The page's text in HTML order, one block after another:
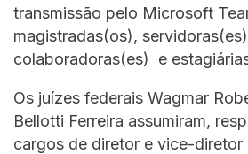
transmissão pelo Microsoft
magistradas(os),
colaboradoras(es) e
Os juízes federais Wagmar
Bellotti Ferreira assumiram,
cargos de diretor e vice-diretor